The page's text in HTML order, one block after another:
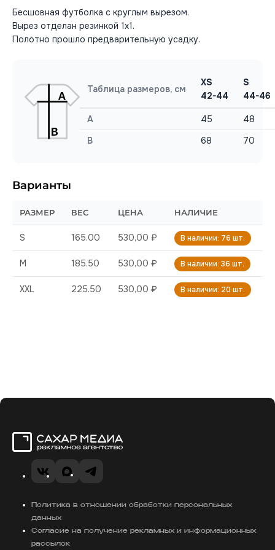
Бесшовная футболка с круглым вырезом.
Вырез отделан резинкой 1х1.
Полотно прошло предварительную усадку.
Таблица размеров, см
XS
42-44
S
44-46
A 45
48
B
68 70
Варианты
РАЗМЕР ВЕС ЦЕНА НАЛИЧИЕ
S 165.00 530,00 ₽ В наличии: 76 шт.
M 185.50 530,00 ₽ В наличии: 36 шт.
XXL 225.50 530,00 ₽ В наличии: 20 шт.
VK MAXTelegram
Политика в отношении обработки персональных
данных
Согласие на получение рекламных и информационных
рассылок